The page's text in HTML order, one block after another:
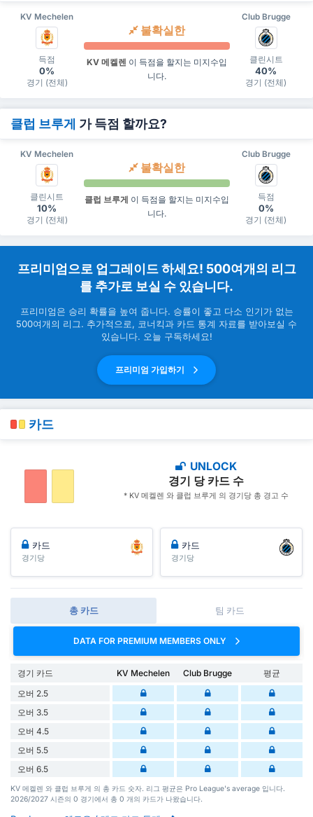
KV Mechelen Club Brugge
득점
0%
경기 (전체)
불확실한
KV 메켈렌 이 득점을 할지는 미지수입
니다.
클린시트
40%
경기 (전체)
클럽 브루게 가 득점 할까요?
KV Mechelen Club Brugge
클린시트
10%
경기 (전체)
불확실한
클럽 브루게 이 득점을 할지는 미지수입
니다.
득점
0%
경기 (전체)
프리미엄으로 업그레이드 하세요! 500여개의 리그
를 추가로 보실 수 있습니다.
프리미엄은 승리 확률을 높여 줍니다. 승률이 좋고 다소 인기가 없는
500여개의 리그. 추가적으로, 코너킥과 카드 통계 자료를 받아보실 수
있습니다. 오늘 구독하세요!
프리미엄 가입하기
카드
UNLOCK
경기 당 카드 수
* KV 메켈렌 와 클럽 브루게 의 경기당 총 경고 수
카드
경기당
카드
경기당
총 카드 팀 카드
DATA FOR PREMIUM MEMBERS ONLY
경기 카드 KV Mechelen Club Brugge
평균
오버 2.5
오버 3.5
오버 4.5
오버 5.5
오버 6.5
KV 메켈렌 와 클럽 브루게 의 총 카드 숫자. 리그 평균은 Pro League's average 입니다.
2026/2027 시즌의 0 경기에서 총 0 개의 카드가 나왔습니다.